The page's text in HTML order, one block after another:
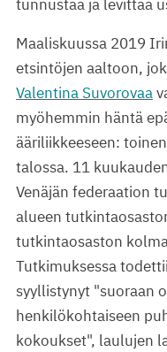
tunnustaa ja levittää
Maaliskuussa 2019
etsintöjen aaltoon,
Valentina Suvorovaa
myöhemmin häntä
ääriliikkeeseen:
talossa. 11
Venäjän federaation
alueen
tutkintaosaston
Tutkimuksessa
syyllistynyt "suoraan
henkilökohtaiseen
kokoukset", laulujen